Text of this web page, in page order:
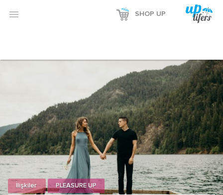
 SHOP UP
İlişkiler PLEASURE UP